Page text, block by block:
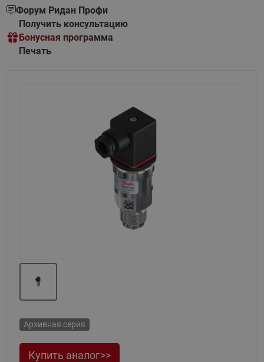
Форум Ридан Профи
Получить консультацию
Бонусная программа
Печать
Архивная серия
Купить аналог>>